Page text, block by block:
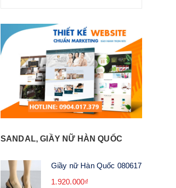
SANDAL, GIẦY NỮ HÀN QUỐC
Giầy nữ Hàn Quốc 080617
1.920.000₫